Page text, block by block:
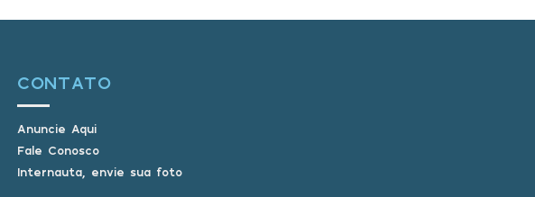
CONTATO
Anuncie Aqui
Fale Conosco
Internauta, envie sua foto